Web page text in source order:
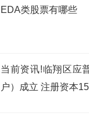
EDA类股票有哪些
当前资讯!临翔区应
户）成立 注册资本